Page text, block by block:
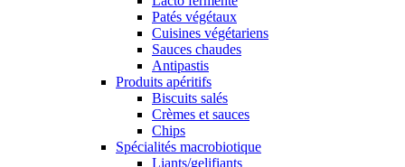
Patés végétaux
Cuisines végétariens
Sauces chaudes
Antipastis
Produits apéritifs
Biscuits salés
Crèmes et sauces
Chips
Spécialités macrobiotique
Liants/gelifiants